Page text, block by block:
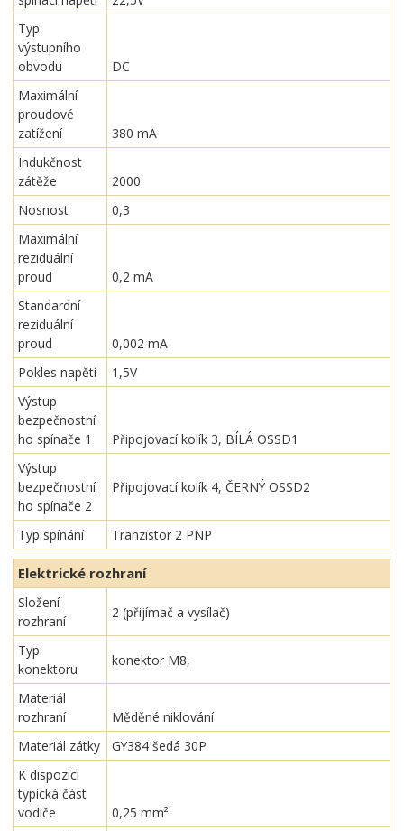
Typ
výstupního
obvodu
DC
Maximální
proudové
zatížení
380 mA
Indukčnost
zátěže
2000
Nosnost
0,3
Maximální
reziduální
proud
0,2 mA
Standardní
reziduální
proud
0,002 mA
Pokles napětí
1,5V
Výstup
bezpečnostní
ho spínače 1
Připojovací kolík 3, BÍLÁ OSSD1
Výstup
bezpečnostní
ho spínače 2
Připojovací kolík 4, ČERNÝ OSSD2
Typ spínání Tranzistor 2 PNP
Elektrické rozhraní
Složení
rozhraní
2 (přijímač a vysílač)
Typ
konektoru
konektor M8,
Materiál
rozhraní
Měděné niklování
Materiál zátky
GY384 šedá 30P
K dispozici
typická část
vodiče
0,25 mm²